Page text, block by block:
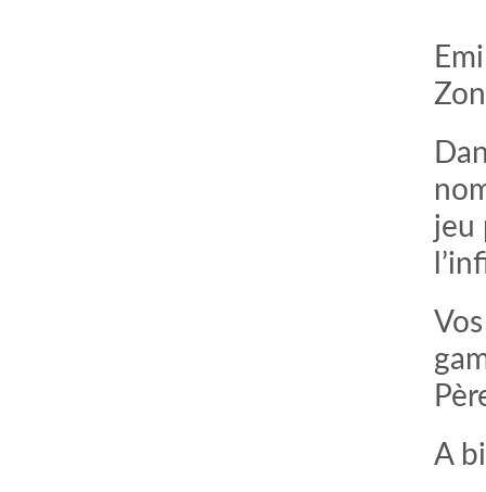
jeu
A